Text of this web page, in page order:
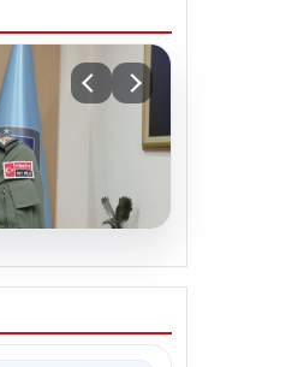
kimdir?